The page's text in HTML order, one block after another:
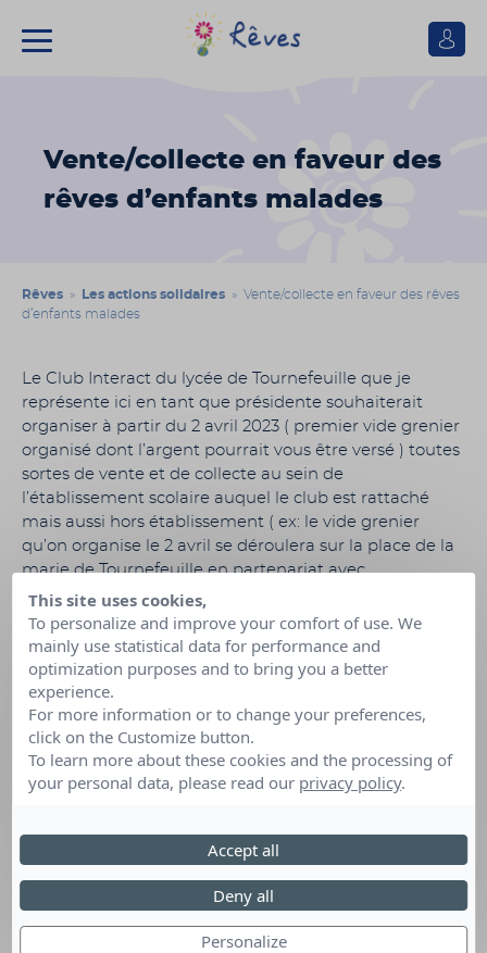
Se
Vente/collecte en faveur des
rêves d’enfants malades
Rêves » Les actions solidaires » Vente/collecte en faveur des rêves
d’enfants malades
Le Club Interact du lycée de Tournefeuille que je
représente ici en tant que présidente souhaiterait
organiser à partir du 2 avril 2023 ( premier vide grenier
organisé dont l’argent pourrait vous être versé ) toutes
sortes de vente et de collecte au sein de
l’établissement scolaire auquel le club est rattaché
mais aussi hors établissement ( ex: le vide grenier
qu’on organise le 2 avril se déroulera sur la place de la
marie de Tournefeuille en partenariat avec
l’association zéro déchet ) et en faveur des rêves
d’enfants afin donc de vous aider à les financer au
possible et apporter notre contribution dans la
réalisation des rêves d’enfants malades
Date :02 Avr au 31 Mai 2023
Lieu :Tournefeuille (Haute-Garonne)
This site uses cookies,
To personalize and improve your comfort of use. We
mainly use statistical data for performance and
optimization purposes and to bring you a better
experience.
For more information or to change your preferences,
click on the Customize button.
To learn more about these cookies and the processing of
your personal data, please read our privacy policy.
Personalize
Deny all
Accept all